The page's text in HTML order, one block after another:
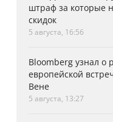
штраф за которые
скидок
5 августа, 16:56
Bloomberg узнал о
европейской
Вене
5 августа, 13:27